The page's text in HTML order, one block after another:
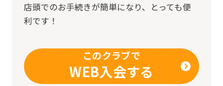
店頭でのお手続きが簡単になり、とっても便
利です！
このクラブで
WEB入会する
translated
so
it
may